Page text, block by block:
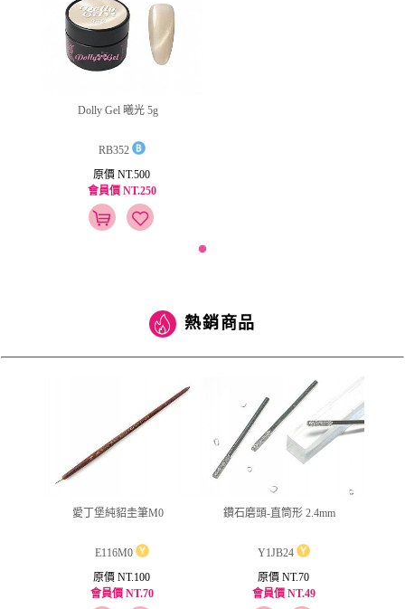
Dolly Gel 曦光 5g
RB352
原價 NT.500
會員價 NT.250
熱銷商品
愛丁堡純貂圭筆M0
E116M0
原價 NT.100
會員價 NT.70
鑽石磨頭-直筒形 2.4mm
Y1JB24
原價 NT.70
會員價 NT.49